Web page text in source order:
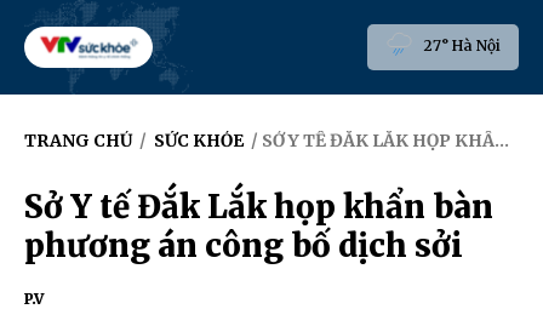
27° Hà Nội
TRANG CHỦ / SỨC KHỎE / SỞ Y TẾ ĐẮK LẮK HỌP KHẨN BÀN PHƯƠNG ÁN CÔNG BỐ DỊCH SỞI
Sở Y tế Đắk Lắk họp khẩn bàn
phương án công bố dịch sởi
P.V